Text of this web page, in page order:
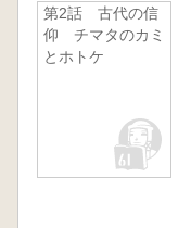
第2話 古代の信
仰 チマタのカミ
とホトケ